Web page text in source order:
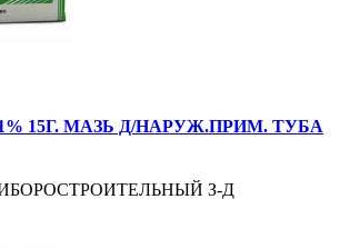
15Г. МАЗЬ Д/НАРУЖ.ПРИМ. ТУБА
З-Д